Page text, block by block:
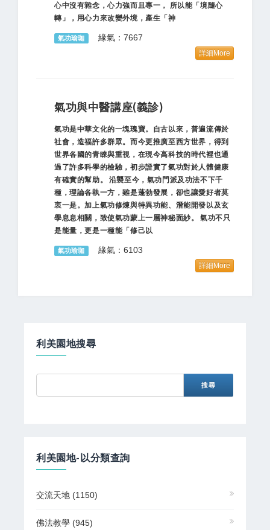
心中沒有雜念，心力強而且專一， 所以能「境隨心
轉」，用心力來改變外境，產生「神
氣功瑜珈 緣氣：7667
詳細More
氣功與中醫講座(義診)
氣功是中華文化的一塊瑰寶。自古以來，普遍流傳於
社會，造福許多群眾。而今更推廣至西方世界，得到
世界各國的青睞與重視，在現今高科技的時代裡也通
過了許多科學的檢驗，初步證實了氣功對於人體健康
有確實的幫助。 沿襲至今，氣功門派及功法不下千
種，理論各執一方，雖是蓬勃發展，卻也讓愛好者莫
衷一是。加上氣功修煉與特異功能、潛能開發以及玄
學息息相關，致使氣功蒙上一層神秘面紗。 氣功不只
是能量，更是一種能「修己以
氣功瑜珈 緣氣：6103
詳細More
利美園地搜尋
利美園地-以分類查詢
交流天地 (1150)
佛法教學 (945)